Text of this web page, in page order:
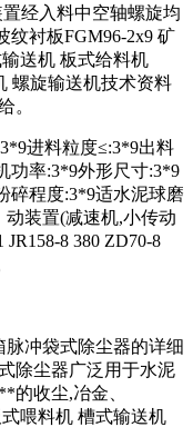
经入料中空轴螺旋均
纹衬板FGM96-2x9 矿
送机 板式给料机
螺旋输送机技术资料
。
进料粒度≤:3*9出料
功率:3*9外形尺寸:3*9
碎程度:3*9适水泥球磨
装置(减速机,小传动
8 380 ZD70-8
脉冲袋式除尘器的详细
除尘器广泛用于水泥
的收尘,冶金、
喂料机 槽式输送机